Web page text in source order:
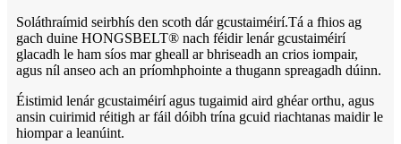
Soláthraímid seirbhís den scoth dár gcustaiméirí.Tá a fhios ag
gach duine HONGSBELT® nach féidir lenár gcustaiméirí
glacadh le ham síos mar gheall ar bhriseadh an crios iompair,
agus níl anseo ach an príomhphointe a thugann spreagadh dúinn.
Éistimid lenár gcustaiméirí agus tugaimid aird ghéar orthu, agus
ansin cuirimid réitigh ar fáil dóibh trína gcuid riachtanas maidir le
hiompar a leanúint.